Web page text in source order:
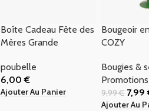
Boîte Cadeau Fête des
Mères Grande
poubelle
6,00€
Ajouter Au Panier
Bougeoir
COZY
Bougies &
Promotions
9,99€ 7,99
Ajouter Au